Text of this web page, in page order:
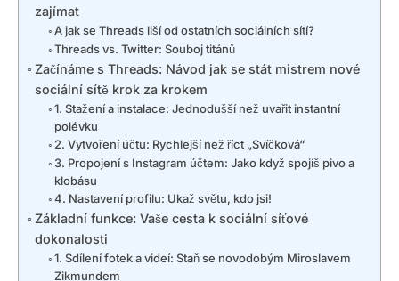
zajímat
A jak se Threads liší od ostatních sociálních sítí?
Threads vs. Twitter: Souboj titánů
Začínáme s Threads: Návod jak se stát mistrem nové
sociální sítě krok za krokem
1. Stažení a instalace: Jednodušší než uvařit instantní
polévku
2. Vytvoření účtu: Rychlejší než říct „Svíčková“
3. Propojení s Instagram účtem: Jako když spojíš pivo a
klobásu
4. Nastavení profilu: Ukaž světu, kdo jsi!
Základní funkce: Vaše cesta k sociální síťové
dokonalosti
1. Sdílení fotek a videí: Staň se novodobým Miroslavem
Zikmundem